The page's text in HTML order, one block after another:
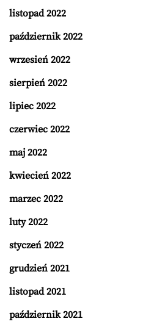
listopad 2022
październik 2022
wrzesień 2022
sierpień 2022
lipiec 2022
czerwiec 2022
maj 2022
kwiecień 2022
marzec 2022
luty 2022
styczeń 2022
grudzień 2021
listopad 2021
październik 2021